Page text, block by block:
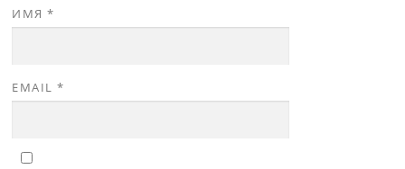
ИМЯ*
EMAIL*